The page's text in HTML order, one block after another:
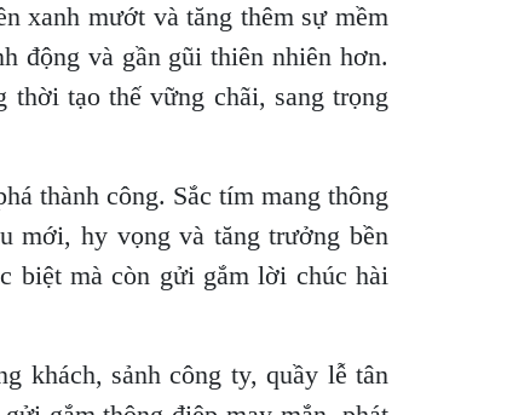
xanh mướt và tăng thêm sự mềm
động và gần gũi thiên nhiên hơn.
thời tạo thế vững chãi, sang trọng
thành công. Sắc tím mang thông
mới, hy vọng và tăng trưởng bền
biệt mà còn gửi gắm lời chúc hài
khách, sảnh công ty, quầy lễ tân